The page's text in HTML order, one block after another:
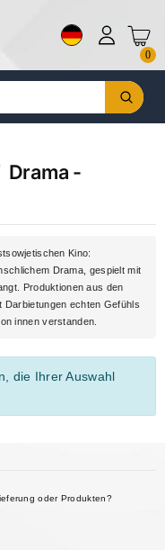
0
Drama -
Kino:
Drama, gespielt mit
Produktionen aus den
Darbietungen echten Gefühls
innen verstanden.
die Ihrer Auswahl
oder Produkten?